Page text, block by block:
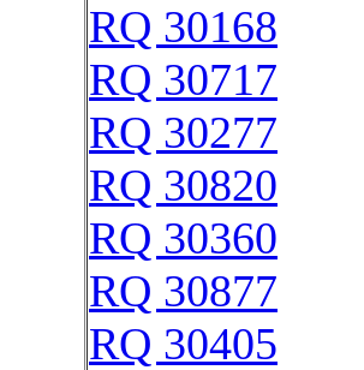
RQ 30168
RQ 30717
RQ 30277
RQ 30820
RQ 30360
RQ 30877
RQ 30405